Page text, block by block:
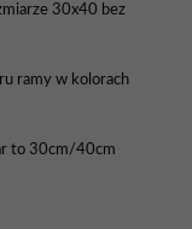
30x40 bez
ramy w kolorach
to 30cm/40cm